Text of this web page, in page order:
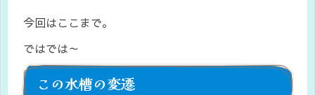
今回はここまで。
ではでは～
この水槽の変遷